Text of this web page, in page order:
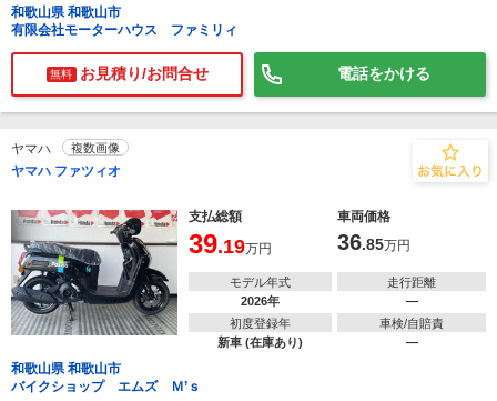
和歌山県 和歌山市
有限会社モーターハウス ファミリィ
無料 お見積り/お問合せ 電話をかける
ヤマハ 複数画像
ヤマハ ファツィオ
支払総額 車両価格
39.19万円 36.85万円
モデル年式
2026年
走行距離
―
初度登録年
新車 (在庫あり)
車検/自賠責
―
和歌山県 和歌山市
バイクショップ エムズ Ｍ’ｓ